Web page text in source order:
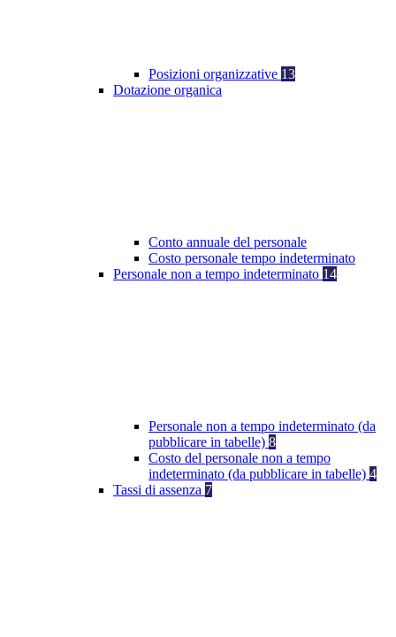
Posizioni organizzative 13
Dotazione organica
Conto annuale del personale
Costo personale tempo indeterminato
Personale non a tempo indeterminato 14
Personale non a tempo indeterminato (da
pubblicare in tabelle) 8
Costo del personale non a tempo
indeterminato (da pubblicare in tabelle) 4
Tassi di assenza 7